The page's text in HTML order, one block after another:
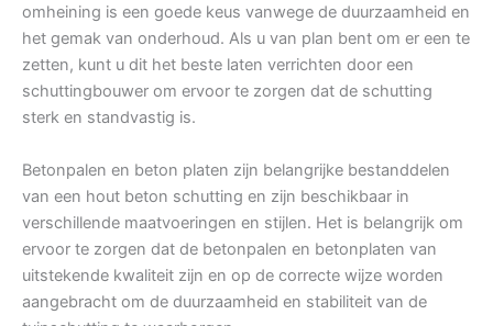
omheining is een goede keus vanwege de duurzaamheid en
het gemak van onderhoud. Als u van plan bent om er een te
zetten, kunt u dit het beste laten verrichten door een
schuttingbouwer om ervoor te zorgen dat de schutting
sterk en standvastig is.
Betonpalen en beton platen zijn belangrijke bestanddelen
van een hout beton schutting en zijn beschikbaar in
verschillende maatvoeringen en stijlen. Het is belangrijk om
ervoor te zorgen dat de betonpalen en betonplaten van
uitstekende kwaliteit zijn en op de correcte wijze worden
aangebracht om de duurzaamheid en stabiliteit van de